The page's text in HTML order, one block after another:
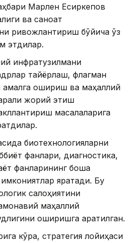
Марлен Есиркепов
ва саноат
ривожлантириш бўйича ўз
этдилар.
инфратузилмани
тайёрлаш, флагман
амалга ошириш ва маҳаллий
жорий этиш
масалаларига
биотехнологияларни
фанлари, диагностика,
фанларининг бошқа
яратади. Бу
салоҳиятини
маҳаллий
оширишга қаратилган.
кўра, стратегия лойиҳаси